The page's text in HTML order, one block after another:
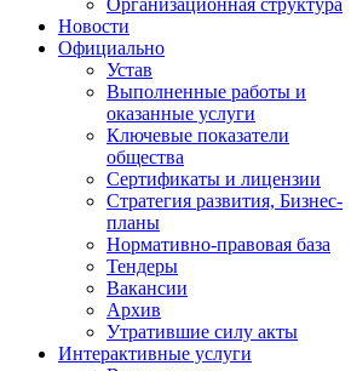
Новости
Официально
Устав
Выполненные работы и
оказанные услуги
Ключевые показатели
общества
Сертификаты и лицензии
Стратегия развития, Бизнес-
планы
Нормативно-правовая база
Тендеры
Вакансии
Архив
Утратившие силу акты
Интерактивные услуги